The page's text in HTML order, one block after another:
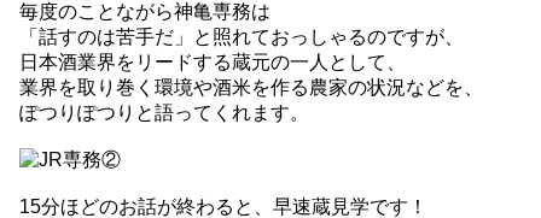
毎度のことながら神亀専務は
「話すのは苦手だ」と照れておっしゃるのですが、
日本酒業界をリードする蔵元の一人として、
業界を取り巻く環境や酒米を作る農家の状況などを、
ぽつりぽつりと語ってくれます。
15分ほどのお話が終わると、早速蔵見学です！